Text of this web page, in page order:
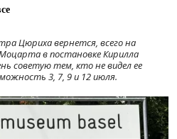
Цюриха вернется, всего на
в постановке Кирилла
советую тем, кто не видел ее
3, 7, 9 и 12 июля.